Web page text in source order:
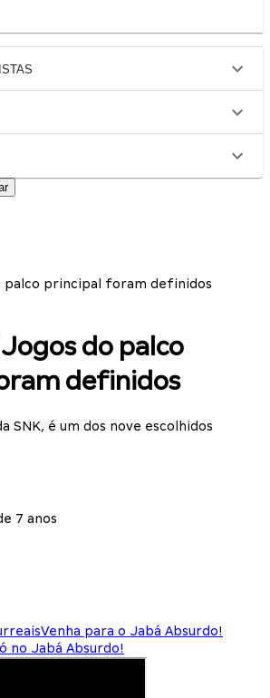
palco principal foram definidos
Jogos do palco
definidos
SNK, é um dos nove escolhidos
7 anos
Venha para o Jabá Absurdo!
no Jabá Absurdo!